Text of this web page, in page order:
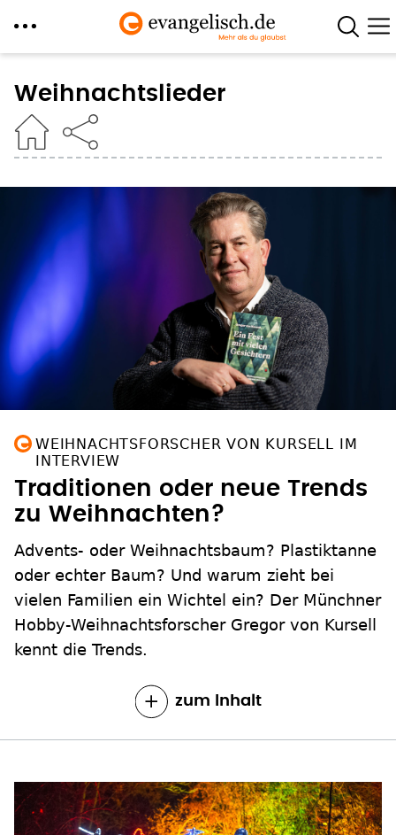
zum
Inhalt
Weihnachtslieder
WEIHNACHTSFORSCHER VON KURSELL IM
INTERVIEW
Traditionen oder neue Trends
zu Weihnachten?
Advents- oder Weihnachtsbaum? Plastiktanne
oder echter Baum? Und warum zieht bei
vielen Familien ein Wichtel ein? Der Münchner
Hobby-Weihnachtsforscher Gregor von Kursell
kennt die Trends.
zum Inhalt